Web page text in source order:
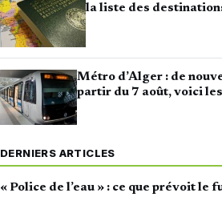
la liste des
Métro d’Alger : de
partir du 7 août, voici
DERNIERS ARTICLES
« Police de l’eau » : ce que prévoit le